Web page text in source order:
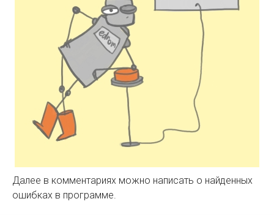
Далее в комментариях можно написать о найденных
ошибках в программе.